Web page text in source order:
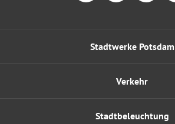
Stadtwerke Potsdam
Verkehr
Stadtbeleuchtung